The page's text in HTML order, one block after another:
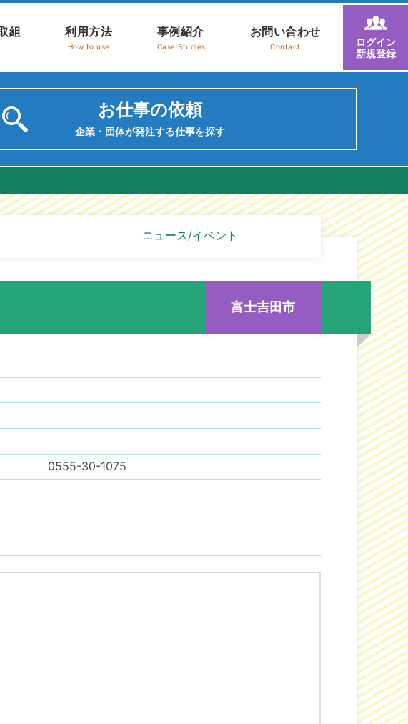
組 利用方法
How to use
事例紹介
Case Studies
お問い合わせ
Contact
ログイン
新規登録
お仕事の依頼
企業・団体が発注する仕事を探す
ニュース/イベント
富士吉田市
0555-30-1075